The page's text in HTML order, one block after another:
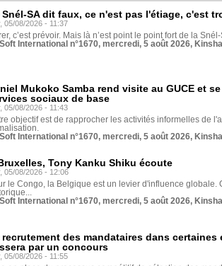
Snél-SA dit faux, ce n'est pas l'étiage, c'est
05/08/2026 - 11:37
c’est prévoir. Mais là n’est point le point fort de la
International n°1670, mercredi, 5 août 2026,
Mukoko Samba rend visite au GUCE et
sociaux de base
05/08/2026 - 11:43
objectif est de rapprocher les activités informelles de
International n°1670, mercredi, 5 août 2026,
Tony Kanku Shiku écoute
05/08/2026 - 12:06
le Congo, la Belgique est un levier d'influence globale.
International n°1670, mercredi, 5 août 2026,
recrutement des mandataires dans
par un concours
05/08/2026 - 11:55